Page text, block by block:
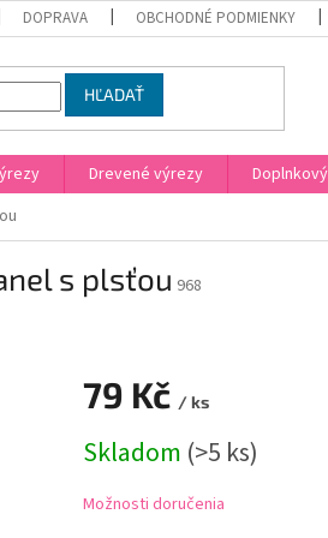
DOPRAVA OBCHODNÉ PODMIENKY
HĽADAŤ
Drevené výrezy
s plsťou 968
79 Kč / ks
cena:
Skladom (>5 ks)
Možnosti doručenia